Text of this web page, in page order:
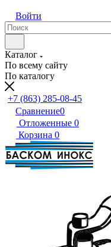
Войти
Каталог
По всему сайту
По каталогу
+7 (863) 285-08-45
Сравнение0
Отложенные 0
Корзина 0